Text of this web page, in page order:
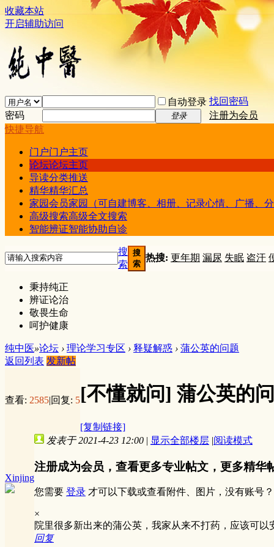
收藏本站
开启辅助访问
自动登录 找回密码
密码
登录
注册为会员
快捷导航
门户门户主页
论坛论坛主页
导读分类推送
精华精华汇总
家园会员家园（可自建博客、相册、记录心情、广播、
高级搜索高级全文搜索
智能辨证智能协助自诊
搜
索
搜
索
热搜: 更年期 漏尿 失眠 盗汗
秉持纯正
辨证论治
敬畏生命
呵护健康
纯中医»论坛 › 理论学习专区 › 释疑解惑 › 蒲公英的问题
返回列表 发新帖
查看: 2585|回复: 5[不懂就问] 蒲公英的
[复制链接]
Xinjing
发表于 2021-4-23 12:00 | 显示全部楼层 |阅读模式
注册成为会员，查看更多专业帖文，更多精华
您需要 登录 才可以下载或查看附件、图片，没有账号
×
院里很多新出来的蒲公英，我家从来不打药，应该可
回复